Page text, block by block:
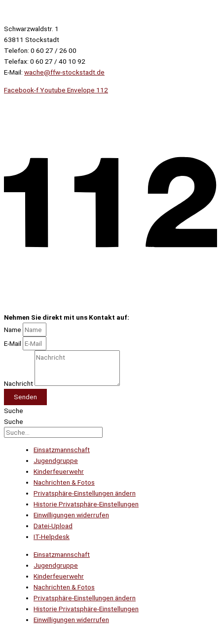
Schwarzwaldstr. 1
63811 Stockstadt
Telefon: 0 60 27 / 26 00
Telefax: 0 60 27 / 40 10 92
E-Mail: wache@ffw-stockstadt.de
Facebook-fYoutube Envelope 112
Nehmen Sie direkt mit uns Kontakt auf:
Name
E-Mail
Nachricht
Senden
Suche
Suche
Einsatzmannschaft
Jugendgruppe
Kinderfeuerwehr
Nachrichten & Fotos
Privatsphäre-Einstellungen ändern
Historie Privatsphäre-Einstellungen
Einwilligungen widerrufen
Datei-Upload
IT-Helpdesk
Einsatzmannschaft
Jugendgruppe
Kinderfeuerwehr
Nachrichten & Fotos
Privatsphäre-Einstellungen ändern
Historie Privatsphäre-Einstellungen
Einwilligungen widerrufen